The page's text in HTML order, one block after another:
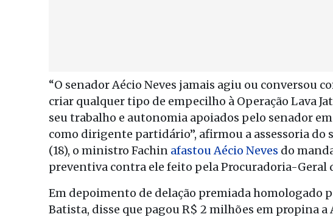
“O senador Aécio Neves jamais agiu ou conversou
criar qualquer tipo de empecilho à Operação Lava
seu trabalho e autonomia apoiados pelo senador
como dirigente partidário”, afirmou a assessoria do
(18), o ministro Fachin afastou Aécio Neves do
preventiva contra ele feito pela Procuradoria-Geral
Em depoimento de delação premiada homologado
Batista, disse que pagou R$ 2 milhões em propina a